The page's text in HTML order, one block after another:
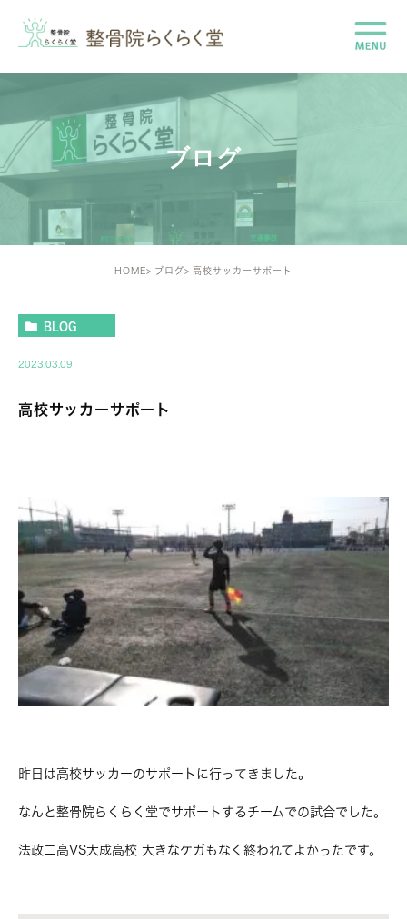
ブログ
HOME ブログ 高校サッカーサポート
BLOG
2023.03.09
高校サッカーサポート
昨日は高校サッカーのサポートに行ってきました。
なんと整骨院らくらく堂でサポートするチームでの試合でした。
法政二高VS大成高校 大きなケガもなく終われてよかったです。